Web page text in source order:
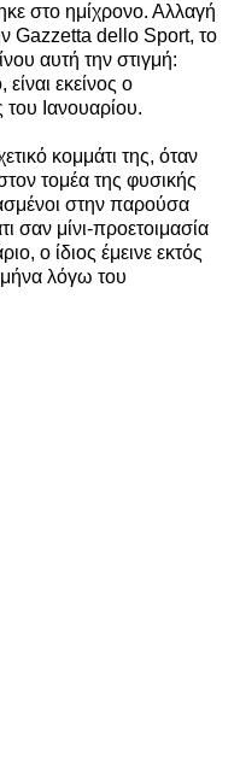
στο ημίχρονο. Αλλαγή
Gazzetta dello Sport, το
αυτή την στιγμή:
εκείνος ο
Ιανουαρίου.
κομμάτι της, όταν
τομέα της φυσικής
στην παρούσα
σαν μίνι-προετοιμασία
ο ίδιος έμεινε εκτός
λόγω του